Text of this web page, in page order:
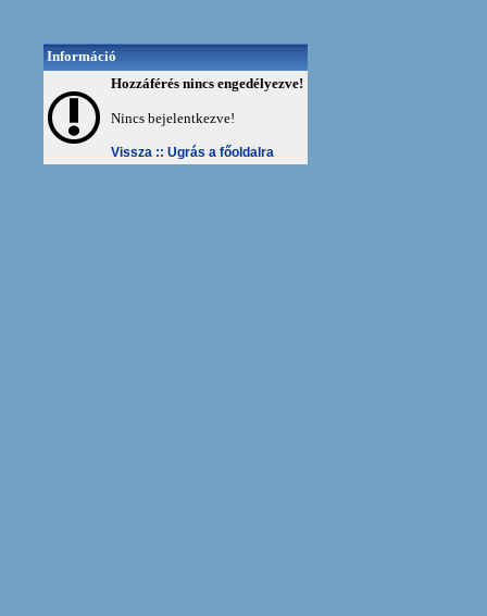
Információ
Hozzáférés nincs engedélyezve!
Nincs bejelentkezve!
Vissza :: Ugrás a főoldalra